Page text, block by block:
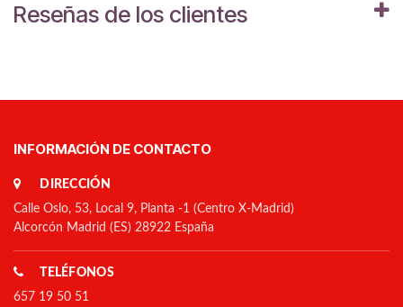
Reseñas de los clientes
INFORMACIÓN DE CONTACTO
DIRECCIÓN
Calle Oslo, 53, Local 9, Planta -1 (Centro X-Madrid)
Alcorcón Madrid (ES) 28922 España
TELÉFONOS
657 19 50 51